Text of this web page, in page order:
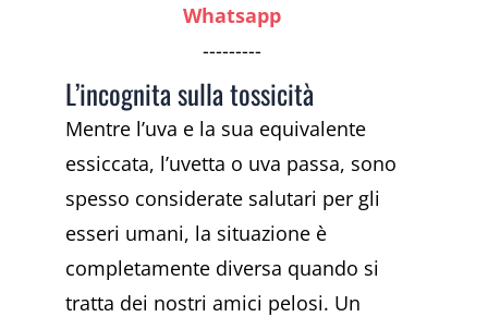
Whatsapp
---------
L’incognita sulla tossicità
Mentre l’uva e la sua equivalente
essiccata, l’uvetta o uva passa, sono
spesso considerate salutari per gli
esseri umani, la situazione è
completamente diversa quando si
tratta dei nostri amici pelosi. Un